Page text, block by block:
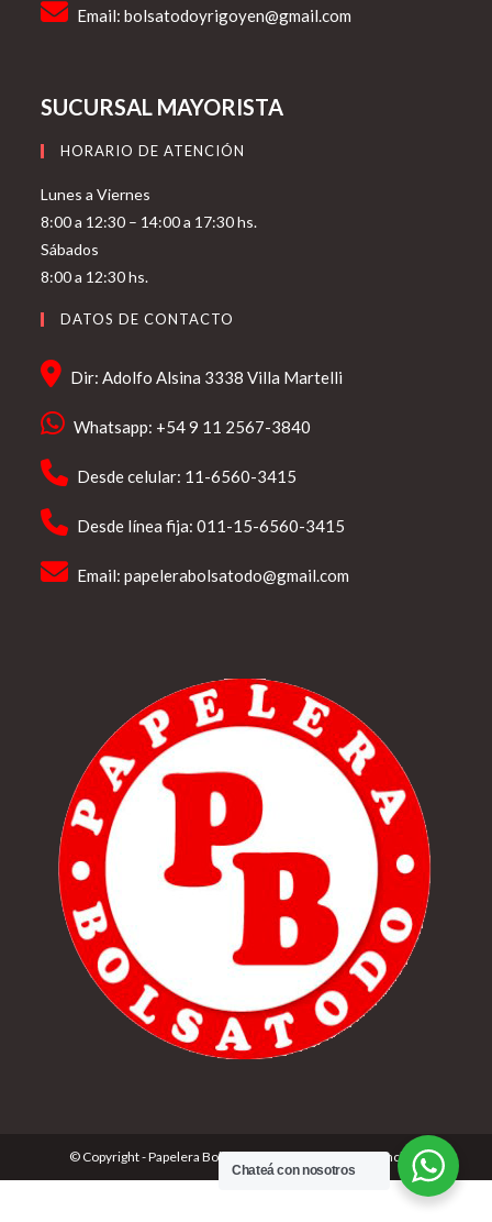
Email:bolsatodoyrigoyen@gmail.com
SUCURSAL MAYORISTA
HORARIO DE ATENCIÓN
Lunes a Viernes
8:00 a 12:30 – 14:00 a 17:30 hs.
Sábados
8:00 a 12:30 hs.
DATOS DE CONTACTO
Dir: Adolfo Alsina 3338 Villa Martelli
Whatsapp: +54 9 11 2567-3840
Desde celular: 11-6560-3415
Desde línea fija: 011-15-6560-3415
Email:papelerabolsatodo@gmail.com
© Copyright - Papelera Bolsatodo | Desarrolado porCónclave
Chateá con nosotros